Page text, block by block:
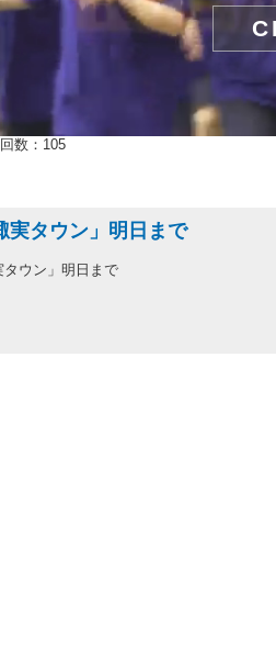
数：105
実タウン」明日まで
ウン」明日まで